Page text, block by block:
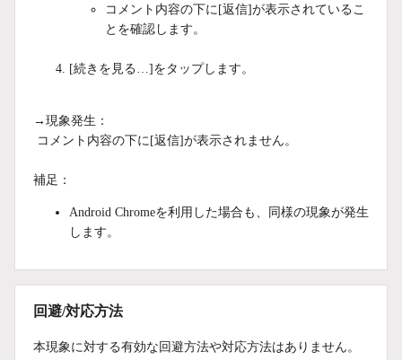
コメント内容の下に[返信]が表示されているこ
とを確認します。
[続きを見る…]をタップします。
→現象発生：
コメント内容の下に[返信]が表示されません。
補足：
Android Chromeを利用した場合も、同様の現象が発生
します。
回避/対応方法
本現象に対する有効な回避方法や対応方法はありません。